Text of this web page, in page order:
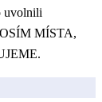
uvolnili
MÍSTA,